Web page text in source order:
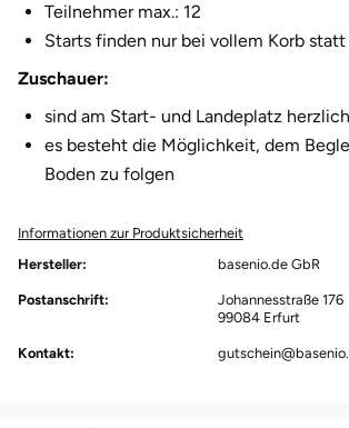
Teilnehmer max.: 12
Starts finden nur bei vollem Korb statt
Zuschauer:
sind am Start- und Landeplatz
es besteht die Möglichkeit, dem
Boden zu folgen
Informationen zur Produktsicherheit
Hersteller:
basenio.de GbR
Postanschrift:
Johannesstraße 176
99084 Erfurt
Kontakt: